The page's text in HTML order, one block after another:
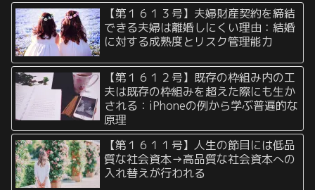
【第１６１３号】夫婦財産契約を締結
できる夫婦は離婚しにくい理由：結婚
に対する成熟度とリスク管理能力
【第１６１２号】既存の枠組み内の工
夫は既存の枠組みを超えた際にも生か
される：iPhoneの例から学ぶ普遍的な
原理
【第１６１１号】人生の節目には低品
質な社会資本→高品質な社会資本への
入れ替えが行われる